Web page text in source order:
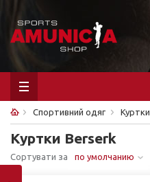
Спортивний одяг Куртки
Куртки Berserk
Сортувати за по умолчанию